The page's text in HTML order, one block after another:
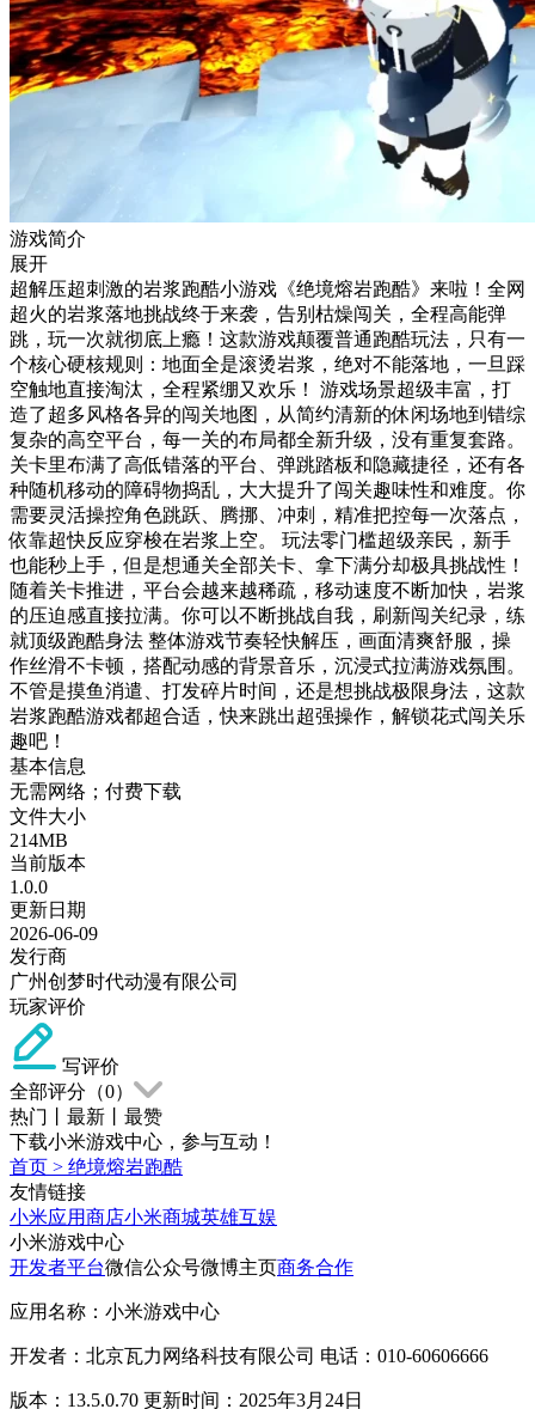
游戏简介
展开
超解压超刺激的岩浆跑酷小游戏《绝境熔岩跑酷》来啦！全网
超火的岩浆落地挑战终于来袭，告别枯燥闯关，全程高能弹
跳，玩一次就彻底上瘾！这款游戏颠覆普通跑酷玩法，只有一
个核心硬核规则：地面全是滚烫岩浆，绝对不能落地，一旦踩
空触地直接淘汰，全程紧绷又欢乐！ 游戏场景超级丰富，打
造了超多风格各异的闯关地图，从简约清新的休闲场地到错综
复杂的高空平台，每一关的布局都全新升级，没有重复套路。
关卡里布满了高低错落的平台、弹跳踏板和隐藏捷径，还有各
种随机移动的障碍物捣乱，大大提升了闯关趣味性和难度。你
需要灵活操控角色跳跃、腾挪、冲刺，精准把控每一次落点，
依靠超快反应穿梭在岩浆上空。 玩法零门槛超级亲民，新手
也能秒上手，但是想通关全部关卡、拿下满分却极具挑战性！
随着关卡推进，平台会越来越稀疏，移动速度不断加快，岩浆
的压迫感直接拉满。你可以不断挑战自我，刷新闯关纪录，练
就顶级跑酷‍身法 整体游戏节奏轻快解压，画面清爽舒服，操
作丝滑不卡顿，搭配动感的背景音乐，沉浸式拉满游戏氛围。
不管是摸鱼消遣、打发碎片时间，还是想挑战极限身法，这款
岩浆跑酷游戏都超合适，快来跳出超强操作，解锁花式闯关乐
趣吧！
基本信息
无需网络；付费下载
文件大小
214MB
当前版本
1.0.0
更新日期
2026-06-09
发行商
广州创梦时代动漫有限公司
玩家评价
写评价
全部评分（0）
热门
最新
最赞
下载小米游戏中心，参与互动！
首页 > 绝境熔岩跑酷
友情链接
小米应用商店小米商城英雄互娱
小米游戏中心
开发者平台微信公众号微博主页商务合作
应用名称：小米游戏中心
开发者：北京瓦力网络科技有限公司 电话：010-60606666
版本：13.5.0.70 更新时间：2025年3月24日